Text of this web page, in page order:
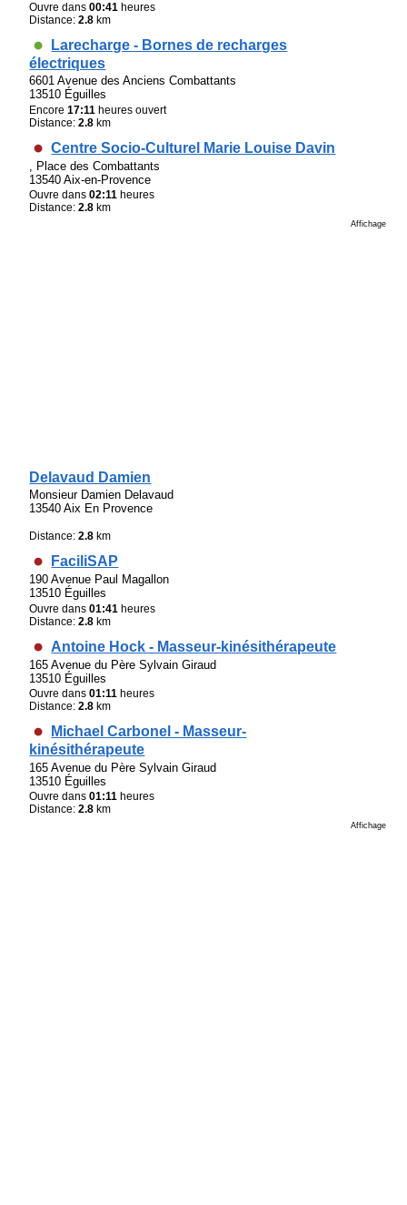
Ouvre dans00:41 heures
Distance:2.8 km
Larecharge - Bornes de recharges
électriques
6601 Avenue des Anciens Combattants
13510 Éguilles
Encore17:11 heures ouvert
Distance:2.8 km
Centre Socio-Culturel Marie Louise Davin
, Place des Combattants
13540 Aix-en-Provence
Ouvre dans02:11 heures
Distance:2.8 km
Affichage
Delavaud Damien
Monsieur Damien Delavaud
13540 Aix En Provence
Distance:2.8 km
FaciliSAP
190 Avenue Paul Magallon
13510 Éguilles
Ouvre dans01:41 heures
Distance:2.8 km
Antoine Hock - Masseur-kinésithérapeute
165 Avenue du Père Sylvain Giraud
13510 Éguilles
Ouvre dans01:11 heures
Distance:2.8 km
Michael Carbonel - Masseur-
kinésithérapeute
165 Avenue du Père Sylvain Giraud
13510 Éguilles
Ouvre dans01:11 heures
Distance:2.8 km
Affichage